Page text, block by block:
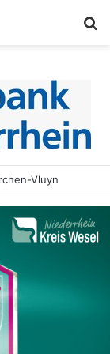
Vluyn